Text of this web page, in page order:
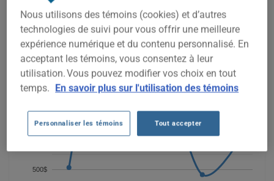
500$
1 500$
2 000$
2 500$
3 000$
Nous utilisons des témoins (cookies) et d’autres
technologies de suivi pour vous offrir une meilleure
expérience numérique et du contenu personnalisé. En
acceptant les témoins, vous consentez à leur
utilisation. Vous pouvez modifier vos choix en tout
temps. En savoir plus sur l'utilisation des témoins
Personnaliser les témoins Tout accepter